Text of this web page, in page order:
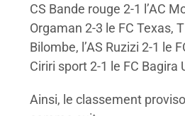
CS Bande rouge 2-1 l’AC
Orgaman 2-3 le FC Texas,
Bilombe, l’AS Ruzizi 2-1 le
Ciriri sport 2-1 le FC Bagira
Ainsi, le classement